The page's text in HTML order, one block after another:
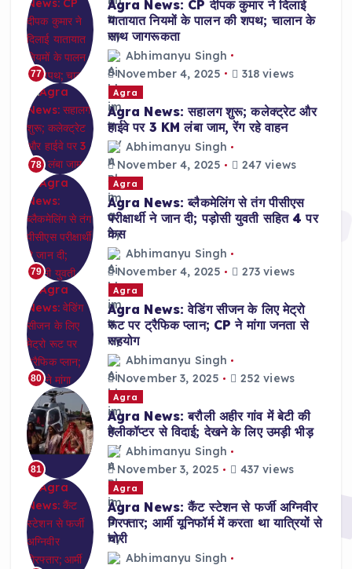
77
Agra News: CP दीपक कुमार ने दिलाई
यातायात नियमों के पालन की शपथ; चालान के
साथ जागरूकता
Abhimanyu Singh
November 4, 2025
318 views
78
Agra
Agra News: सहालग शुरू; कलेक्ट्रेट और
हाईवे पर 3 KM लंबा जाम, रेंग रहे वाहन
Abhimanyu Singh
November 4, 2025
247 views
79
Agra
Agra News: ब्लैकमेलिंग से तंग पीसीएस
परीक्षार्थी ने जान दी; पड़ोसी युवती सहित 4 पर
केस
Abhimanyu Singh
November 4, 2025
273 views
80
Agra
Agra News: वेडिंग सीजन के लिए मेट्रो
रूट पर ट्रैफिक प्लान; CP ने मांगा जनता से
सहयोग
Abhimanyu Singh
November 3, 2025
252 views
81
Agra
Agra News: बरौली अहीर गांव में बेटी की
हेलीकॉप्टर से विदाई; देखने के लिए उमड़ी भीड़
Abhimanyu Singh
November 3, 2025
437 views
Agra
Agra News: कैंट स्टेशन से फर्जी अग्निवीर
गिरफ्तार; आर्मी यूनिफॉर्म में करता था यात्रियों से
चोरी
Abhimanyu Singh